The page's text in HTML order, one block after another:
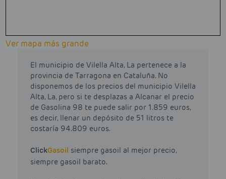
Ver mapa más grande
El municipio de Vilella Alta, La pertenece a la
provincia de Tarragona en Cataluña. No
disponemos de los precios del municipio Vilella
Alta, La, pero si te desplazas a Alcanar el precio
de Gasolina 98 te puede salir por 1.859 euros,
es decir, llenar un depósito de 51 litros te
costaría 94.809 euros.
ClickGasoil siempre gasoil al mejor precio,
siempre gasoil barato.